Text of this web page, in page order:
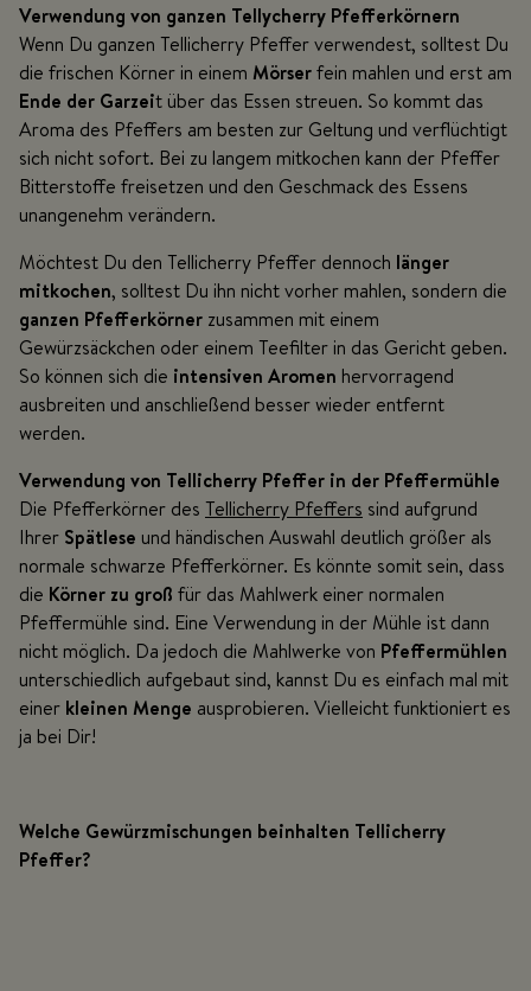
Verwendung von ganzen Tellycherry Pfefferkörnern
Wenn Du ganzen Tellicherry Pfeffer verwendest, solltest Du
die frischen Körner in einem Mörserfein mahlen und erst am
Ende der Garzeit über das Essen streuen. So kommt das
Aroma des Pfeffers am besten zur Geltung und verflüchtigt
sich nicht sofort. Bei zu langem mitkochen kann der Pfeffer
Bitterstoffe freisetzen und den Geschmack des Essens
unangenehm verändern.
Möchtest Du den Tellicherry Pfeffer dennoch länger
mitkochen, solltest Du ihn nicht vorher mahlen, sondern die
ganzen Pfefferkörner zusammen mit einem
Gewürzsäckchen oder einem Teefilter in das Gericht geben.
So können sich die intensiven Aromen hervorragend
ausbreiten und anschließend besser wieder entfernt
werden.
Verwendung von Tellicherry Pfeffer in der Pfeffermühle
Die Pfefferkörner des Tellicherry Pfeffers sind aufgrund
Ihrer Spätlese und händischen Auswahl deutlich größer als
normale schwarze Pfefferkörner. Es könnte somit sein, dass
die Körner zu groß für das Mahlwerk einer normalen
Pfeffermühle sind. Eine Verwendung in der Mühle ist dann
nicht möglich. Da jedoch die Mahlwerke von Pfeffermühlen
unterschiedlich aufgebaut sind, kannst Du es einfach mal mit
einer kleinen Menge ausprobieren. Vielleicht funktioniert es
ja bei Dir!
Welche Gewürzmischungen beinhalten Tellicherry
Pfeffer?